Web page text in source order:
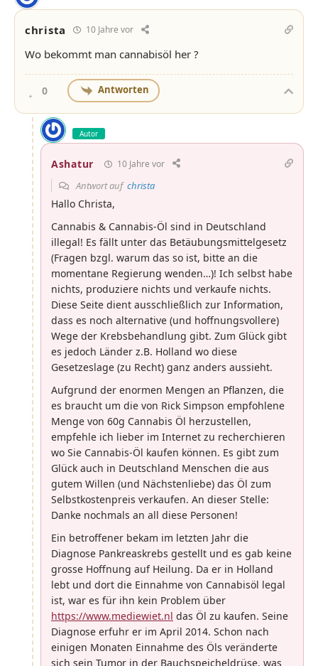
christa 10 Jahre vor
Wo bekommt man cannabisöl her ?
0 Antworten
Autor
Ashatur 10 Jahre vor
Antwort auf christa
Hallo Christa,
Cannabis & Cannabis-Öl sind in Deutschland
illegal! Es fällt unter das Betäubungsmittelgesetz
(Fragen bzgl. warum das so ist, bitte an die
momentane Regierung wenden…)! Ich selbst habe
nichts, produziere nichts und verkaufe nichts.
Diese Seite dient ausschließlich zur Information,
dass es noch alternative (und hoffnungsvollere)
Wege der Krebsbehandlung gibt. Zum Glück gibt
es jedoch Länder z.B. Holland wo diese
Gesetzeslage (zu Recht) ganz anders aussieht.
Aufgrund der enormen Mengen an Pflanzen, die
es braucht um die von Rick Simpson empfohlene
Menge von 60g Cannabis Öl herzustellen,
empfehle ich lieber im Internet zu recherchieren
wo Sie Cannabis-Öl kaufen können. Es gibt zum
Glück auch in Deutschland Menschen die aus
gutem Willen (und Nächstenliebe) das Öl zum
Selbstkostenpreis verkaufen. An dieser Stelle:
Danke nochmals an all diese Personen!
Ein betroffener bekam im letzten Jahr die
Diagnose Pankreaskrebs gestellt und es gab keine
grosse Hoffnung auf Heilung. Da er in Holland
lebt und dort die Einnahme von Cannabisöl legal
ist, war es für ihn kein Problem über
https://www.mediewiet.nl das Öl zu kaufen. Seine
Diagnose erfuhr er im April 2014. Schon nach
einigen Monaten Einnahme des Öls veränderte
sich sein Tumor in der Bauchspeicheldrüse, was